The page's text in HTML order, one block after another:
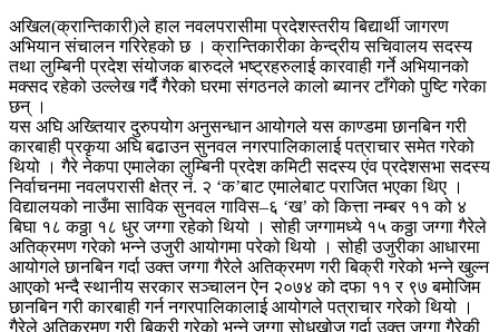
अखिल(क्रान्तिकारी)ले हाल नवलपरासीमा प्रदेशस्तरीय बिद्यार्थी जागरण
अभियान संचालन गरिरेहको छ । क्रान्तिकारीका केन्द्रीय सचिवालय सदस्य
तथा लुम्बिनी प्रदेश संयोजक बारुदले भष्ट्रहरुलाई कारवाही गर्ने अभियानको
मक्सद रहेको उल्लेख गर्दै गैरेको घरमा संगठनले कालो ब्यानर टाँगेको पुष्टि गरेका
छन् ।
यस अघि अख्तियार दुरुपयोग अनुसन्धान आयोगले यस काण्डमा छानबिन गरी
कारबाही प्रकृया अघि बढाउन सुनवल नगरपालिकालाई पत्राचार समेत गरेको
थियो । गैरे नेकपा एमालेका लुम्बिनी प्रदेश कमिटी सदस्य एंव प्रदेशसभा सदस्य
निर्वाचनमा नवलपरासी क्षेत्र नं. २ ‘क’बाट एमालेबाट पराजित भएका थिए ।
विद्यालयको नाउँमा साविक सुनवल गाविस–६ ‘ख’ को कित्ता नम्बर ११ को ४
बिघा १८ कठ्ठा १८ धुर जग्गा रहेको थियो । सोही जग्गामध्ये १५ कठ्ठा जग्गा गैरेले
अतिक्रमण गरेको भन्ने उजुरी आयोगमा परेको थियो । सोही उजुरीका आधारमा
आयोगले छानबिन गर्दा उक्त जग्गा गैरेले अतिक्रमण गरी बिक्री गरेको भन्ने खुल्न
आएको भन्दै स्थानीय सरकार सञ्चालन ऐन २०७४ को दफा ११ र ९७ बमोजिम
छानबिन गरी कारबाही गर्न नगरपालिकालाई आयोगले पत्राचार गरेको थियो ।
गैरेले अतिक्रमण गरी बिक्री गरेको भन्ने जग्गा सोधखोज गर्दा उक्त जग्गा गैरेकी